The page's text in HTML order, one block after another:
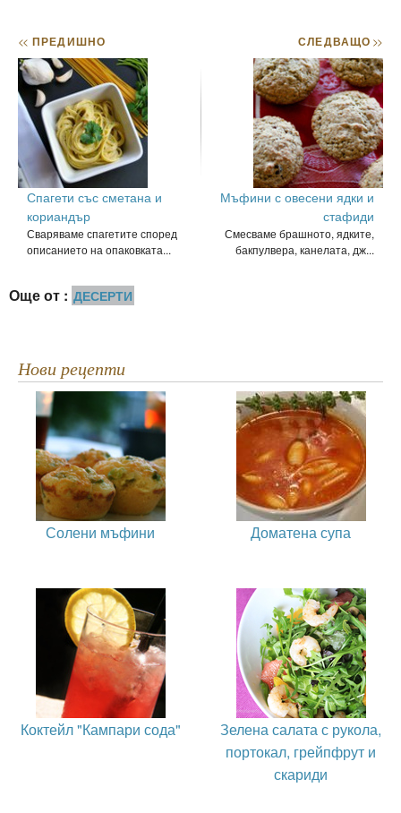
<< ПРЕДИШНО
Спагети със сметана и
кориандър
Сваряваме спагетите според
описанието на опаковката...
СЛЕДВАЩО>>
Мъфини с овесени ядки и
стафиди
Смесваме брашното, ядките,
бакпулвера, канелата, дж...
Още от : ДЕСЕРТИ
Нови рецепти
Солени мъфини Доматена супа
Коктейл "Кампари сода"
Зелена салата с рукола,
портокал, грейпфрут и
скариди